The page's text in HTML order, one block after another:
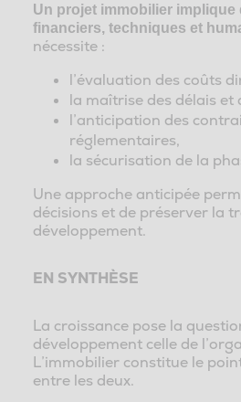
Un projet immobilier implique
financiers, techniques et
nécessite :
l’évaluation des coûts
la maîtrise des délais et
l’anticipation des
réglementaires,
la sécurisation de la
Une approche anticipée
décisions et de préserver la
développement.
EN SYNTHÈSE
La croissance pose la
développement celle de
L’immobilier constitue le
entre les deux.